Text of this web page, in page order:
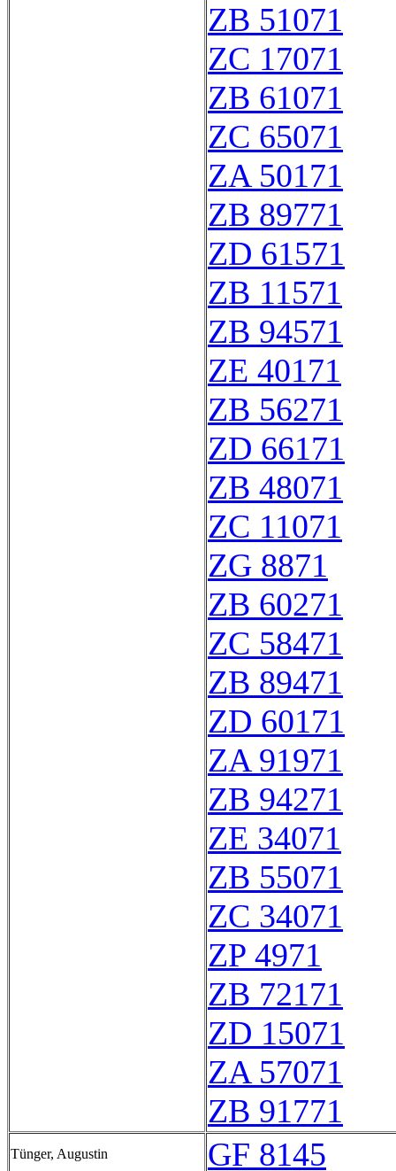
ZB 51071
ZC 17071
ZB 61071
ZC 65071
ZA 50171
ZB 89771
ZD 61571
ZB 11571
ZB 94571
ZE 40171
ZB 56271
ZD 66171
ZB 48071
ZC 11071
ZG 8871
ZB 60271
ZC 58471
ZB 89471
ZD 60171
ZA 91971
ZB 94271
ZE 34071
ZB 55071
ZC 34071
ZP 4971
ZB 72171
ZD 15071
ZA 57071
ZB 91771
Tünger, Augustin GF 8145